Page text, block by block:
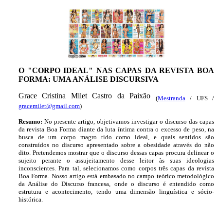
O "CORPO IDEAL" NAS CAPAS DA REVISTA BOA
FORMA: UMA ANÁLISE DISCURSIVA
Grace Cristina Milet Castro da Paixão (Mestranda/ UFS /
gracemilet@gmail.com)
Resumo: No presente artigo, objetivamos investigar o discurso das capas
da revista Boa Forma diante da luta íntima contra o excesso de peso, na
busca de um corpo magro tido como ideal, e quais sentidos são
construídos no discurso apresentado sobre a obesidade através do não
dito. Pretendemos mostrar que o discurso dessas capas procura delinear o
sujeito perante o assujeitamento desse leitor às suas ideologias
inconscientes. Para tal, selecionamos como corpos três capas da revista
Boa Forma. Nosso artigo está embasado no campo teórico metodológico
da Análise do Discurso francesa, onde o discurso é entendido como
estrutura e acontecimento, tendo uma dimensão linguística e sócio-
histórica.